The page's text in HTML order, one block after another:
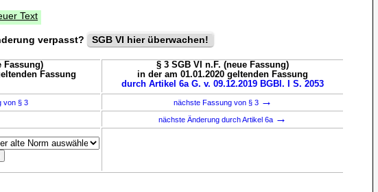
Text
verpasst? SGB VI hier überwachen!
Fassung)
Fassung
§ 3 SGB VI n.F. (neue Fassung)
in der am 01.01.2020 geltenden Fassung
durch Artikel 6a G. v. 09.12.2019 BGBl. I S. 2053
von § 3 nächste Fassung von § 3 →
nächste Änderung durch Artikel 6a →